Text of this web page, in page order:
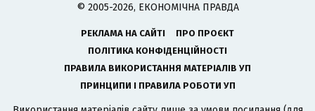
© 2005-2026, ЕКОНОМІЧНА ПРАВДА
РЕКЛАМА НА САЙТІ
ПРО ПРОЄКТ
ПОЛІТИКА КОНФІДЕНЦІЙНОСТІ
ПРАВИЛА ВИКОРИСТАННЯ МАТЕРІАЛІВ УП
ПРИНЦИПИ І ПРАВИЛА РОБОТИ УП